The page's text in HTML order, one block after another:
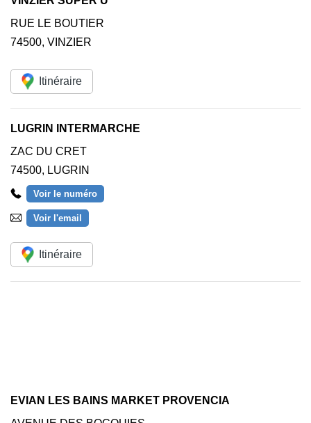
RUE LE BOUTIER
74500, VINZIER
Itinéraire
LUGRIN INTERMARCHE
ZAC DU CRET
74500, LUGRIN
Voir le numéro
Voir l'email
Itinéraire
EVIAN LES BAINS MARKET PROVENCIA